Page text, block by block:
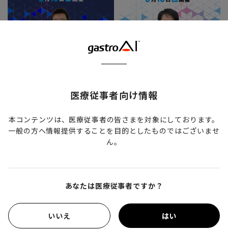
＜ガストロペディア・コラボ＞萎縮とピロリ感染の
拾い上げと鑑別診断ウェビナー（全2回シリーズ）
医療従事者向け情報
本コンテンツは、医療従事者の皆さまを対象にしております。
一般の方へ情報提供することを目的としたものではございませ
ん。
あなたは医療従事者ですか？
いいえ はい